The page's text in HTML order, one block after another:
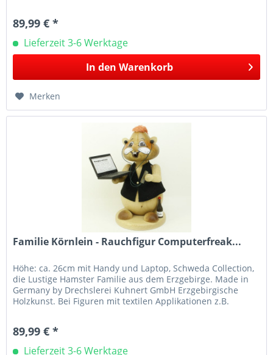
89,99 € *
Lieferzeit 3-6 Werktage
In den Warenkorb
Merken
Familie Körnlein - Rauchfigur Computerfreak...
Höhe: ca. 26cm mit Handy und Laptop, Schweda Collection,
die Lustige Hamster Familie aus dem Erzgebirge. Made in
Germany by Drechslerei Kuhnert GmbH Erzgebirgische
Holzkunst. Bei Figuren mit textilen Applikationen z.B.
89,99 € *
Lieferzeit 3-6 Werktage